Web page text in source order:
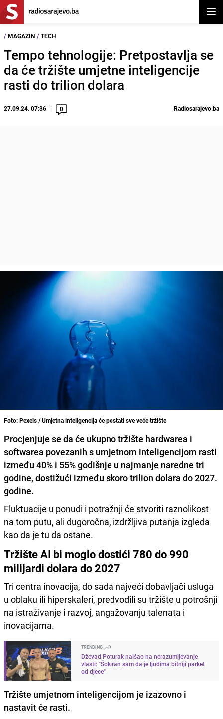
/ MAGAZIN / TECH
Tempo tehnologije: Pretpostavlja se
da će tržište umjetne inteligencije
rasti do trilion dolara
27.09.24. 07:36 0 Radiosarajevo.ba
Foto: Pexels / Umjetna inteligencija će postati sve veće tržište
Procjenjuje se da će ukupno tržište hardwarea i
softwarea povezanih s umjetnom inteligencijom rasti
između 40% i 55% godišnje u najmanje naredne tri
godine, dostižući između skoro trilion dolara do 2027.
godine.
Fluktuacije u ponudi i potražnji će stvoriti raznolikost
na tom putu, ali dugoročna, izdržljiva putanja izgleda
kao da je tu da ostane.
Tržište AI bi moglo dostići 780 do 990
milijardi dolara do 2027
Tri centra inovacija, do sada najveći dobavljači usluga
u oblaku ili hiperskaleri, predvodili su tržište u potrošnji
na istraživanje i razvoj, angažovanju talenata i
inovacijama.
TRENDING
Dževad Poturak naišao na nerazumijevanje
vlasti: "Šokiran sam da je ljudima bitniji parket
od djece"
Tržište umjetnom inteligencijom je izazovno i
nastavit će rasti.